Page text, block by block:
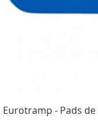
Eurotramp - Pads